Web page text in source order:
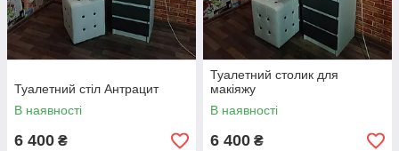
Туалетний стіл Антрацит
В наявності
6 400 ₴
Туалетний столик для
макіяжу
В наявності
6 400 ₴